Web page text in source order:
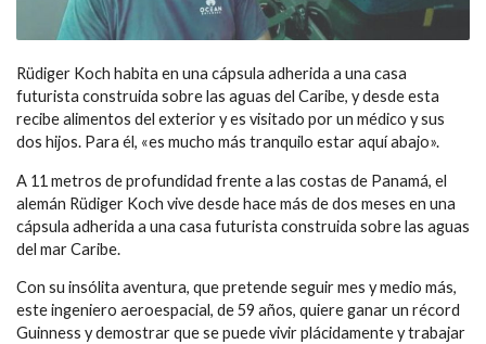
Rüdiger Koch habita en una cápsula adherida a una casa
futurista construida sobre las aguas del Caribe, y desde esta
recibe alimentos del exterior y es visitado por un médico y sus
dos hijos. Para él, «es mucho más tranquilo estar aquí abajo».
A 11 metros de profundidad frente a las costas de Panamá, el
alemán Rüdiger Koch vive desde hace más de dos meses en una
cápsula adherida a una casa futurista construida sobre las aguas
del mar Caribe.
Con su insólita aventura, que pretende seguir mes y medio más,
este ingeniero aeroespacial, de 59 años, quiere ganar un récord
Guinness y demostrar que se puede vivir plácidamente y trabajar